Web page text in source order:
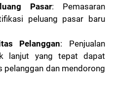
Pasar: Pemasaran
peluang pasar baru
Pelanggan: Penjualan
lanjut yang tepat dapat
pelanggan dan mendorong